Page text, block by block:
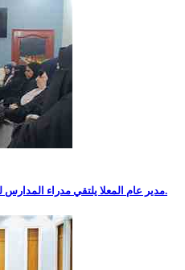
مدير عام المعلا يلتقي مدراء المدارس لمتابعة الجاهزية لاستقبال العام الدراسي.